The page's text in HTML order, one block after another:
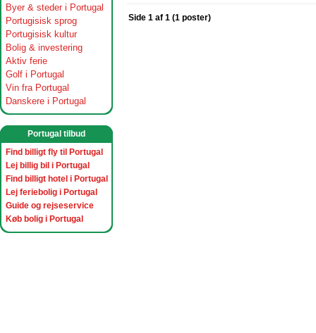
Byer & steder i Portugal
Portugisisk sprog
Portugisisk kultur
Bolig & investering
Aktiv ferie
Golf i Portugal
Vin fra Portugal
Danskere i Portugal
Portugal tilbud
Find billigt fly til Portugal
Lej billig bil i Portugal
Find billigt hotel i Portugal
Lej feriebolig i Portugal
Guide og rejseservice
Køb bolig i Portugal
Side 1 af 1 (1 poster)